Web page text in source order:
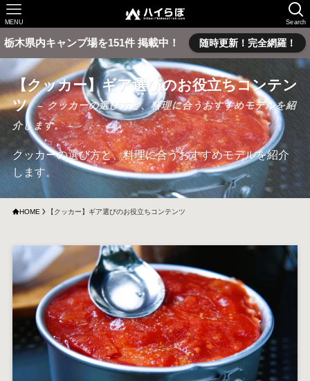
Search
MENU
栃木県内キャンプ場を151件 掲載中！ 随時更新！完全網羅！
【クッカー】ギア選びのお役立ちコンテン
ツ
– クッカーの選び方と、料理に合うおすすめモデルを紹
介します。 –
クッカーの選び方と、料理に合うおすすめモデルを紹介
します。
HOME 【クッカー】ギア選びのお役立ちコンテンツ